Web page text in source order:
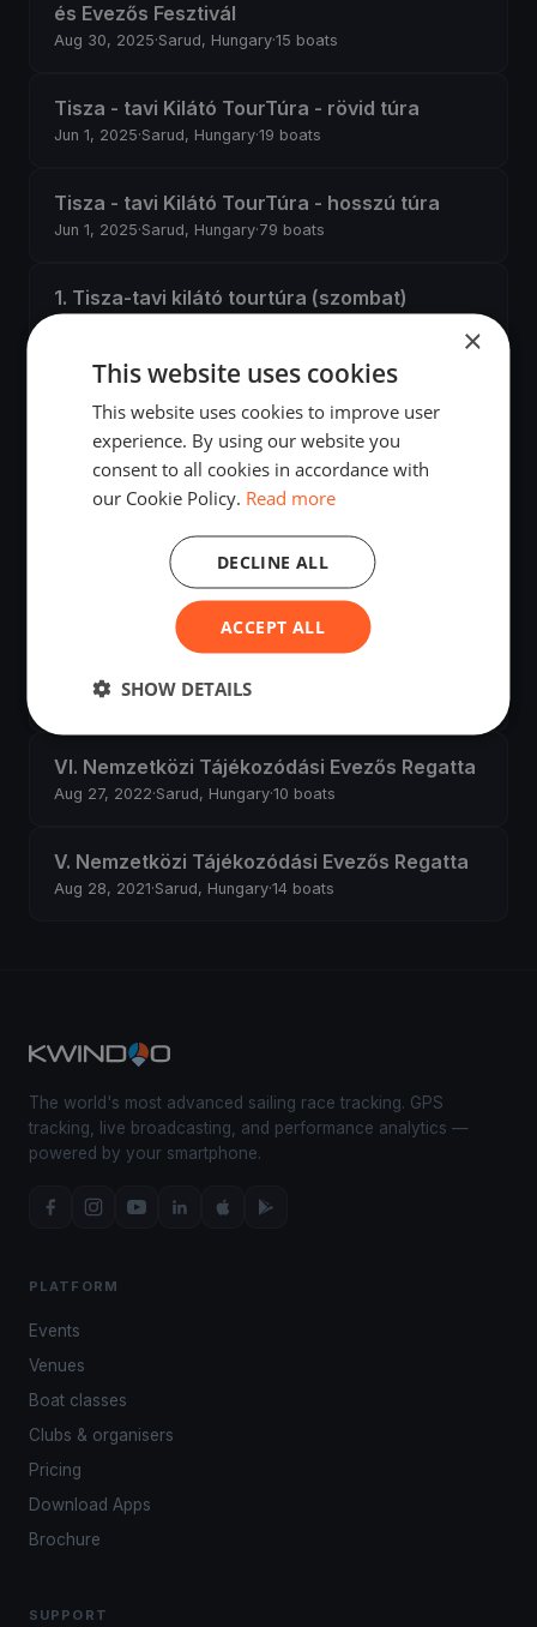
és Evezős Fesztivál
Aug 30, 2025·Sarud, Hungary·15 boats
Tisza - tavi Kilátó TourTúra - rövid túra
Jun 1, 2025·Sarud, Hungary·19 boats
Tisza - tavi Kilátó TourTúra - hosszú túra
Jun 1, 2025·Sarud, Hungary·79 boats
1. Tisza-tavi kilátó tourtúra (szombat)
1. Tisza-tavi kilátó tourtúra (szombat)
2024.09.27 - 2024.09.28
Sep 27, 2024·Sarud, Hungary
VIII. Nemzetközi Tájékozódási Evezős
Sarud, Hungary·13 boats
Aug 26, 2023· Sarud, Hungary
VI. Nemzetközi Tájékozódási Evezős Regatta
Aug 27, 2022·Sarud, Hungary·10 boats
V. Nemzetközi Tájékozódási Evezős Regatta
Aug 28, 2021·Sarud, Hungary·14 boats
The world's most advanced sailing race tracking. GPS
tracking, live broadcasting, and performance analytics —
powered by your smartphone.
PLATFORM
Events
Venues
Boat classes
Clubs & organisers
Pricing
Download Apps
Brochure
SUPPORT
×
This website uses cookies
This website uses cookies to improve user
experience. By using our website you
consent to all cookies in accordance with
our Cookie Policy. Read more
ACCEPT ALL
DECLINE ALL
SHOW DETAILS